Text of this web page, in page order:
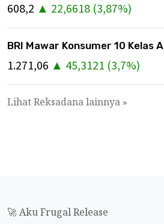
608,2 ▲ 22,6618 (3,87%)
BRI Mawar Konsumer 10 Kelas A
1.271,06 ▲ 45,3121 (3,7%)
Lihat Reksadana lainnya »
🚀 Aku Frugal Release